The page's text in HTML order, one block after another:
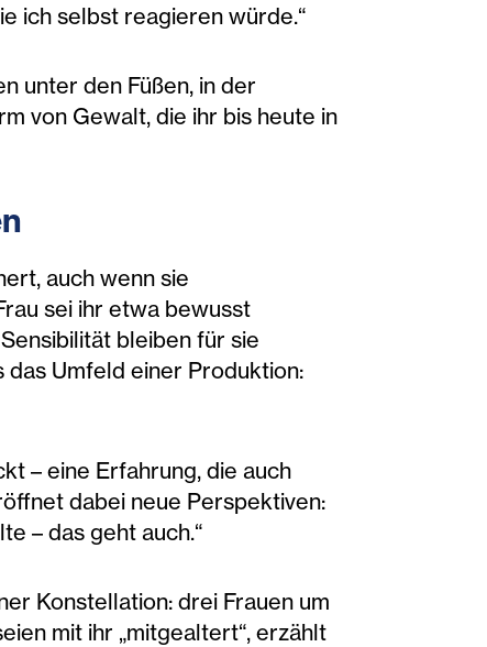
ich selbst reagieren würde.“
unter den Füßen, in der
von Gewalt, die ihr bis heute in
auch wenn sie
sei ihr etwa bewusst
bleiben für sie
Umfeld einer Produktion:
– eine Erfahrung, die auch
dabei neue Perspektiven:
– das geht auch.“
Konstellation: drei Frauen um
mit ihr „mitgealtert“, erzählt